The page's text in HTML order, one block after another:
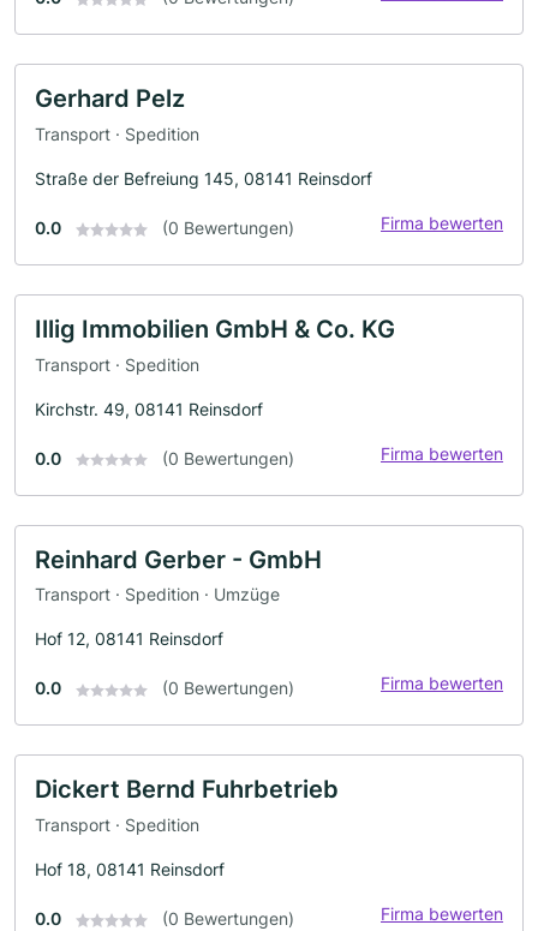
Gerhard Pelz
Transport · Spedition
Straße der Befreiung 145, 08141 Reinsdorf
0.0 (0 Bewertungen) Firma bewerten
Illig Immobilien GmbH & Co. KG
Transport · Spedition
Kirchstr. 49, 08141 Reinsdorf
0.0 (0 Bewertungen) Firma bewerten
Reinhard Gerber - GmbH
Transport · Spedition · Umzüge
Hof 12, 08141 Reinsdorf
0.0 (0 Bewertungen) Firma bewerten
Dickert Bernd Fuhrbetrieb
Transport · Spedition
Hof 18, 08141 Reinsdorf
0.0 (0 Bewertungen) Firma bewerten